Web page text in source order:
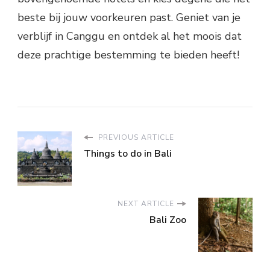
beste bij jouw voorkeuren past. Geniet van je
verblijf in Canggu en ontdek al het moois dat
deze prachtige bestemming te bieden heeft!
PREVIOUS ARTICLE
Things to do in Bali
NEXT ARTICLE
Bali Zoo